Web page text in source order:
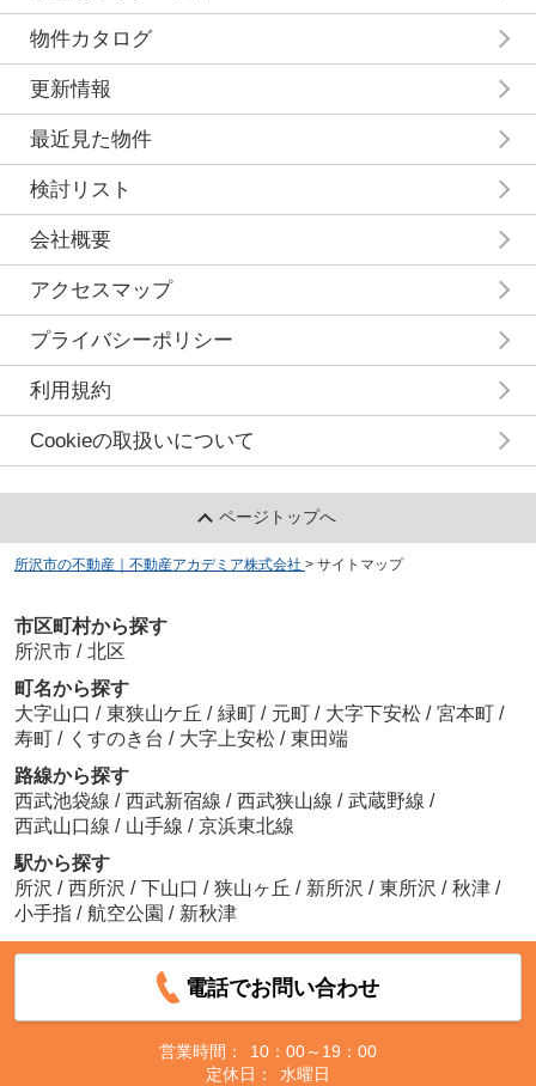
物件カタログ
更新情報
最近見た物件
検討リスト
会社概要
アクセスマップ
プライバシーポリシー
利用規約
Cookieの取扱いについて
ページトップへ
所沢市の不動産｜不動産アカデミア株式会社 > サイトマップ
市区町村から探す
所沢市 / 北区
町名から探す
大字山口 / 東狭山ケ丘 / 緑町 / 元町 / 大字下安松 / 宮本町 /
寿町 / くすのき台 / 大字上安松 / 東田端
路線から探す
西武池袋線 / 西武新宿線 / 西武狭山線 / 武蔵野線 /
西武山口線 / 山手線 / 京浜東北線
駅から探す
所沢 / 西所沢 / 下山口 / 狭山ヶ丘 / 新所沢 / 東所沢 / 秋津 /
小手指 / 航空公園 / 新秋津
電話でお問い合わせ
営業時間：
10：00～19：00
定休日：
水曜日